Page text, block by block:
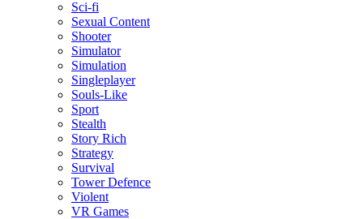
Sci-fi
Sexual Content
Shooter
Simulator
Simulation
Singleplayer
Souls-Like
Sport
Stealth
Story Rich
Strategy
Survival
Tower Defence
Violent
VR Games